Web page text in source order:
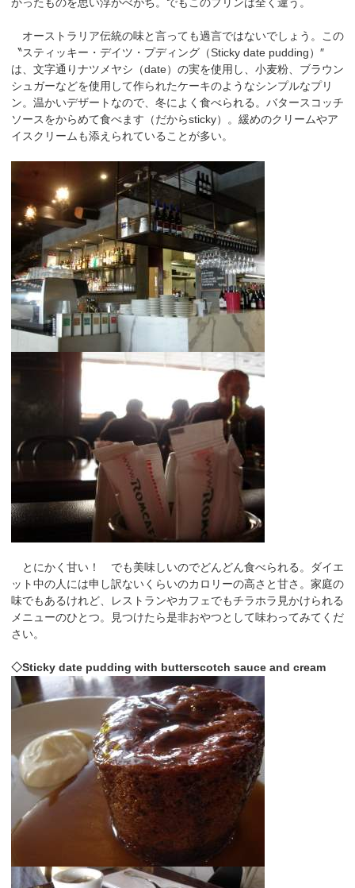
オーストラリア伝統の味と言っても過言ではないでしょう。この
〝スティッキー・デイツ・プディング（Sticky date pudding）″
は、文字通りナツメヤシ（date）の実を使用し、小麦粉、ブラウン
シュガーなどを使用して作られたケーキのようなシンプルなプリ
ン。温かいデザートなので、冬によく食べられる。バタースコッチ
ソースをからめて食べます（だからsticky）。緩めのクリームやア
イスクリームも添えられていることが多い。
とにかく甘い！ でも美味しいのでどんどん食べられる。ダイエ
ット中の人には申し訳ないくらいのカロリーの高さと甘さ。家庭の
味でもあるけれど、レストランやカフェでもチラホラ見かけられる
メニューのひとつ。見つけたら是非おやつとして味わってみてくだ
さい。
◇Sticky date pudding with butterscotch sauce and cream